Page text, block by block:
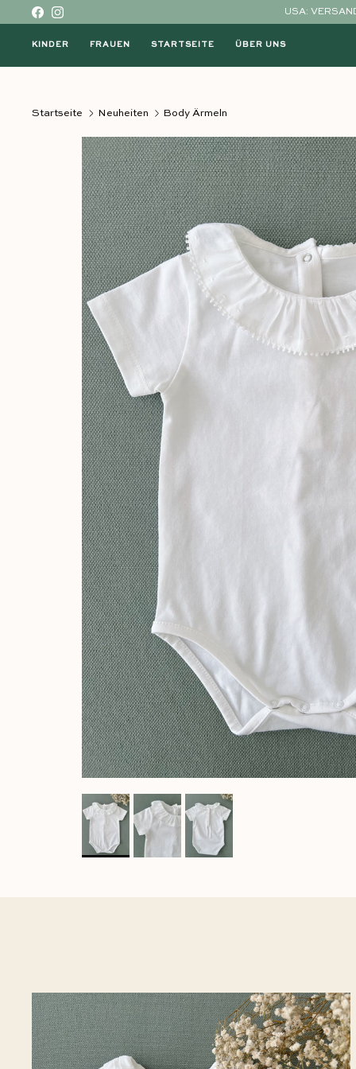
Direkt zum Inhalt
Facebook
Instagram USA:
KINDER FRAUEN STARTSEITE ÜBER UNS
Startseite Neuheiten Body Ärmeln
Direkt zu den Produktinformationen